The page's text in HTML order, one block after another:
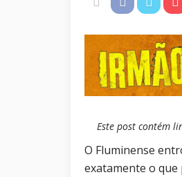
Este post contém
O Fluminense
exatamente o que